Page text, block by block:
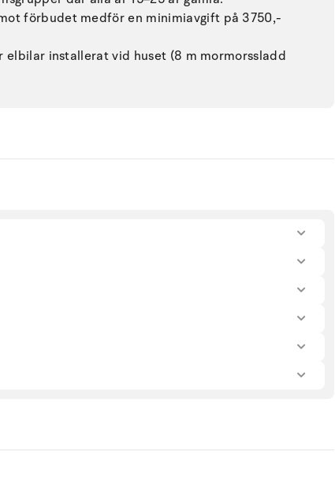
förbudet medför en minimiavgift på 3750,-
installerat vid huset (8 m mormorssladd